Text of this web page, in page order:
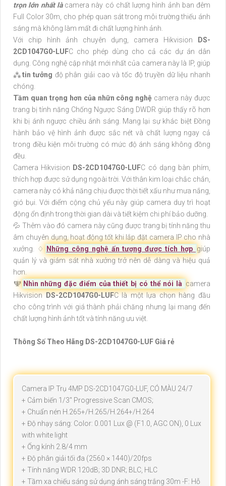
trọn lớn nhất là camera này có chất lượng hình ảnh ban đêm
Full Color 30m, cho phép quan sát trong môi trường thiếu ánh
sáng mà không làm mất đi chất lượng hình ảnh.
Với chip hình ảnh chuyên dụng, camera Hikvision DS-
2CD1047G0-LUFC cho phép dùng cho cả các dự án dân
dụng. Công nghệ cập nhật mới nhất của camera này là IP, giúp
⁂tin tưởng độ phân giải cao và tốc độ truyền dữ liệu nhanh
chóng.
Tầm quan trọng hơn của nhữn công nghệ camera này được
trang bị tính năng Chống Ngược Sáng DWDR giúp thấy rõ hơn
khi bị ánh ngược chiều ánh sáng. Mang lại sự khác biệt Đồng
hành bảo vệ hình ảnh được sắc nét và chất lượng ngay cả
trong điều kiện môi trường có mức độ ánh sáng không đồng
đều.
Camera Hikvision DS-2CD1047G0-LUFC có dạng bàn phím,
thích hợp được sử dụng ngoài trời. Với thân kim loại chắc chắn,
camera này có khả năng chịu được thời tiết xấu như mưa nắng,
gió bụi. Với điểm cộng chủ yếu này giúp camera duy trì hoạt
động ổn định trong thời gian dài và tiết kiệm chi phí bảo dưỡng.
💦 Thêm vào đó camera này cũng được trang bị tính năng thu
âm chuyên dụng, hoạt động tốt khi lắp đặt camera IP cho nhà
xưởng. ♢ Những công nghệ ấn tượng được tích hợp giúp
quản lý và giám sát nhà xưởng trở nên dễ dàng và hiệu quả
hơn.
️🕎 Nhìn những đặc điểm của thiết bị có thể nói là camera
HikvisionDS-2CD1047G0-LUFC là một lựa chọn hàng đầu
cho công trình với giá thành phải chăng nhưng lại mang đến
chất lượng hình ảnh tốt và tính năng ưu việt.
Thông Số Theo Hãng DS-2CD1047G0-LUF Giá rẻ
Camera IP Trụ 4MP DS-2CD1047G0-LUF, CÓ MÀU 24/7
+ Cảm biến 1/3" Progressive Scan CMOS;
+ Chuẩn nén H.265+/H.265/H.264+/H.264
+ Độ nhạy sáng: Color: 0.001 Lux @ (F1.0, AGC ON), 0 Lux
with white light
+ Ống kính 2.8/4 mm
+ Độ phân giải tối đa (2560 × 1440)/20fps
+ Tính năng WDR 120dB; 3D DNR; BLC, HLC
+ Tầm xa chiếu sáng sử dụng ánh sáng trắng 30m -F: Hỗ